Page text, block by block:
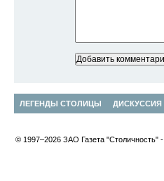
ЛЕГЕНДЫ СТОЛИЦЫ ДИСКУССИЯ
© 1997–2026 ЗАО Газета "Столичность" -